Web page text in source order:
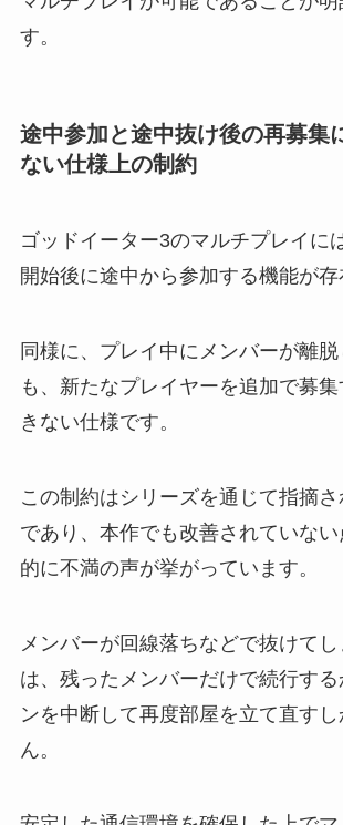
す。
途中参加と途中抜け後の再募集
ない仕様上の制約
ゴッドイーター3のマルチプレイに
開始後に途中から参加する機能が存
同様に、プレイ中にメンバーが離
も、新たなプレイヤーを追加で募
きない仕様です。
この制約はシリーズを通じて指摘
であり、本作でも改善されていな
的に不満の声が挙がっています。
メンバーが回線落ちなどで抜けて
は、残ったメンバーだけで続行する
ンを中断して再度部屋を立て直す
ん。